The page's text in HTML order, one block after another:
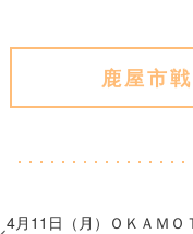
鹿屋市
4月11日（月）ＯＫＡＭＯ